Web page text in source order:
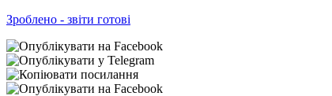
Зроблено - звіти готові